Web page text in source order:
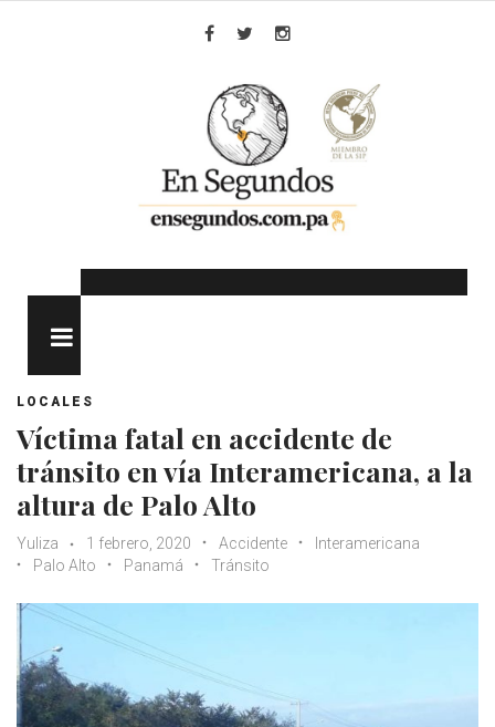
LOCALES
Víctima fatal en accidente de
tránsito en vía Interamericana, a la
altura de Palo Alto
Yuliza 1 febrero, 2020 Accidente
Interamericana
Palo Alto
Panamá Tránsito